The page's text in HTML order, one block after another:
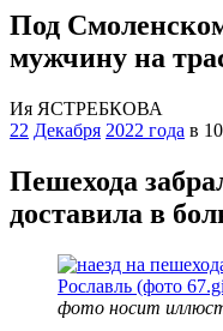
Под
мужчину на
Ия ЯСТРЕБКОВА
22 Декабря 2022 года в
Пешехода
доставила в
фото носит